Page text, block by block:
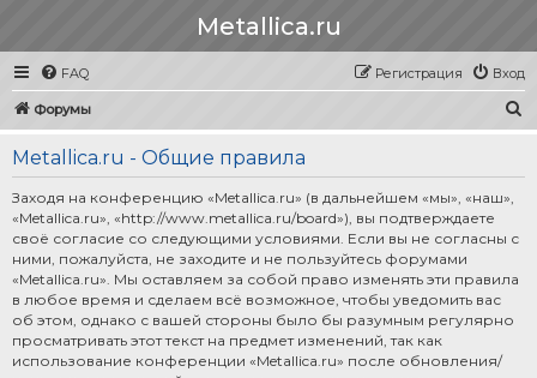
Metallica.ru
FAQ Вход
Регистрация
Форумы
Metallica.ru - Общие правила
Заходя на конференцию «Metallica.ru» (в дальнейшем «мы», «наш»,
«Metallica.ru», «http://www.metallica.ru/board»), вы подтверждаете
своё согласие со следующими условиями. Если вы не согласны с
ними, пожалуйста, не заходите и не пользуйтесь форумами
«Metallica.ru». Мы оставляем за собой право изменять эти правила
в любое время и сделаем всё возможное, чтобы уведомить вас
об этом, однако с вашей стороны было бы разумным регулярно
просматривать этот текст на предмет изменений, так как
использование конференции «Metallica.ru» после обновления/